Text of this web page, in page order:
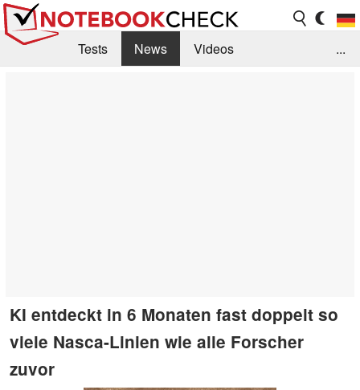
Tests News
Videos
...
KI entdeckt in 6 Monaten fast doppelt so
viele Nasca-Linien wie alle Forscher
zuvor